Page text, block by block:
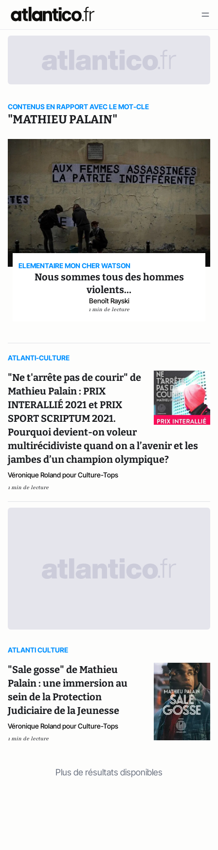
CONTENUS EN RAPPORT AVEC LE MOT-CLE
"MATHIEU PALAIN"
ELEMENTAIRE MON CHER WATSON
Nous sommes tous des hommes
violents…
Benoît Rayski
1 min de lecture
ATLANTI-CULTURE
"Ne t'arrête pas de courir" de
Mathieu Palain : PRIX
INTERALLIÉ 2021 et PRIX
SPORT SCRIPTUM 2021.
Pourquoi devient-on voleur
multirécidiviste quand on a l’avenir et les
jambes d’un champion olympique?
Véronique Roland pour Culture-Tops
1 min de lecture
ATLANTI CULTURE
"Sale gosse" de Mathieu
Palain : une immersion au
sein de la Protection
Judiciaire de la Jeunesse
Véronique Roland pour Culture-Tops
1 min de lecture
Plus de résultats disponibles